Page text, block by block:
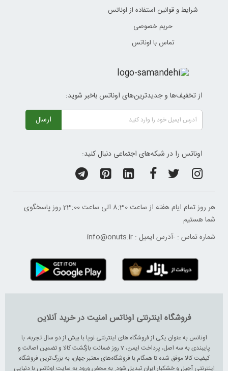
شرایط و قوانین استفاده از اوناتس
حریم خصوصی
تماس با اوناتس
از تخفیف‌ها و جدیدترین‌های اوناتس باخبر شوید:
ارسال
اوناتس را در شبکه‌های اجتماعی دنبال کنید:
هر روز تمام ایام هفته از ساعت 8:30 الی ساعت 23:00 ‌روز پاسخگوی
شما هستیم
شماره تماس : -آدرس ایمیل : info@onuts.ir
فروشگاه اینترنتی اوناتس امنیت در خرید آنلاین
اوناتس به عنوان یکی از فروشگاه های اینترنتی نوپا با بیش از دو سال تجربه، با
پایبندی به سه اصل، پرداخت ایمن، 7 روز ضمانت بازگشت کالا و تضمین اصالت و
کیفیت کالا موفق شده تا همگام با فروشگاه‌های معتبر جهان، به بزرگ‌ترین فروشگاه
اینترنتی آجیل و خشکبار ایران تبدیل شود. به محض ورود به سایت اوناتس با دنیایی